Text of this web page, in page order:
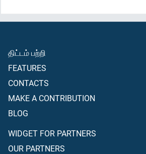
திட்டம் பற்றி
FEATURES
CONTACTS
MAKE A CONTRIBUTION
BLOG
WIDGET FOR PARTNERS
OUR PARTNERS